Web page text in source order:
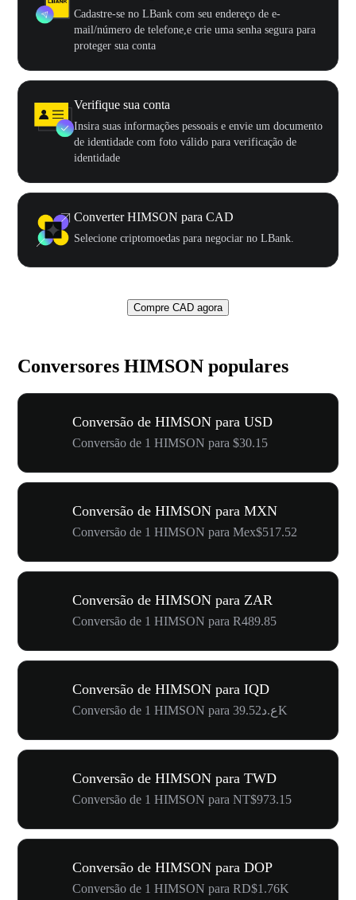
Cadastre-se no LBank com seu endereço de e-
mail/número de telefone,e crie uma senha segura para
proteger sua conta
Verifique sua conta
Insira suas informações pessoais e envie um documento
de identidade com foto válido para verificação de
identidade
Converter HIMSON para CAD
Selecione criptomoedas para negociar no LBank.
Compre CAD agora
Conversores HIMSON populares
Conversão de HIMSON para USD
Conversão de 1 HIMSON para $30.15
Conversão de HIMSON para MXN
Conversão de 1 HIMSON para Mex$517.52
Conversão de HIMSON para ZAR
Conversão de 1 HIMSON para R489.85
Conversão de HIMSON para IQD
Conversão de 1 HIMSON para ع.د39.52K
Conversão de HIMSON para TWD
Conversão de 1 HIMSON para NT$973.15
Conversão de HIMSON para DOP
Conversão de 1 HIMSON para RD$1.76K